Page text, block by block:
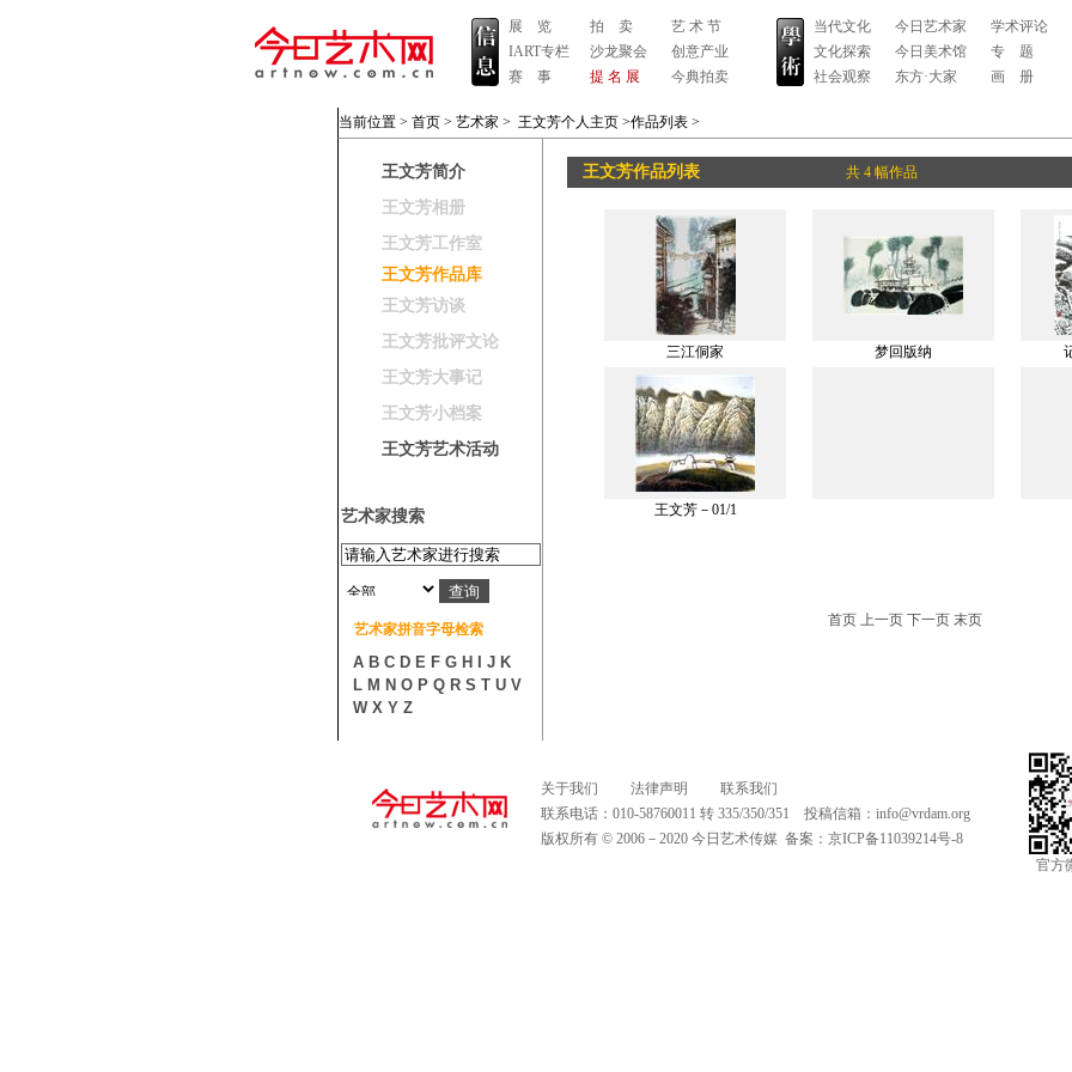
展 览
IART专栏
赛 事
拍 卖
沙龙聚会
提 名 展
艺 术 节
创意产业
今典拍卖
当代文化
文化探索
社会观察
今日艺术家
今日美术馆
东方·大家
学术评论
专 题
画 册
当前位置 > 首页 > 艺术家 > 王文芳个人主页 >作品列表 >
王文芳简介
王文芳相册
王文芳工作室
王文芳作品库
王文芳访谈
王文芳批评文论
王文芳大事记
王文芳小档案
王文芳艺术活动
艺术家搜索
艺术家拼音字母检索
A B C D E F G H J K
L M N O P Q R S T U V
W X Y Z
王文芳作品列表 共 4 幅作品
三江侗家 梦回版纳
王文芳－01/1
首页 上一页 下一页 末页
关于我们 法律声明
联系我们
联系电话：010-58760011 转 335/350/351 投稿信箱： info@vrdam.org
版权所有 © 2006－2020 今日艺术传媒 备案： 京ICP备11039214号-8
官方